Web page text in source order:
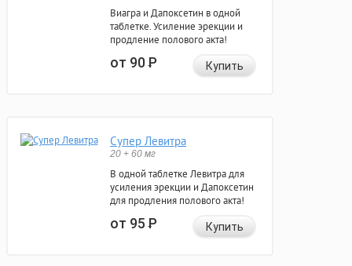
Виагра и Дапоксетин в одной
таблетке. Усиление эрекции и
продление полового акта!
от 90Р Купить
Супер Левитра
20 + 60 мг
В одной таблетке Левитра для
усиления эрекции и Дапоксетин
для продления полового акта!
от 95Р Купить